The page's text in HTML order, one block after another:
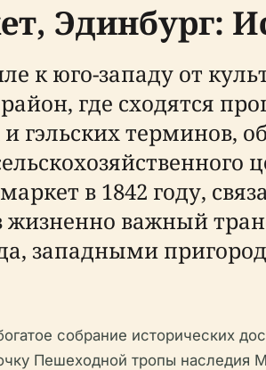
Эдинбург:
к юго-западу от
где сходятся
гэльских терминов,
в 1842 году,
жизненно важный
западными
собрание исторических
Пешеходной тропы наследия